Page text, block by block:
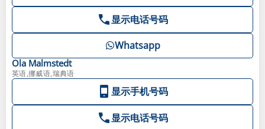
显示电话号码
Whatsapp
Ola Malmstedt
英语,挪威语,瑞典语
显示手机号码
显示电话号码